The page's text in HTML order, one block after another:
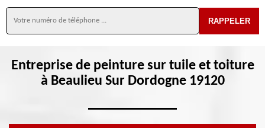
Entreprise de peinture sur tuile et toiture
à Beaulieu Sur Dordogne 19120